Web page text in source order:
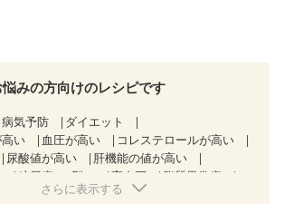
みの方向けのレシピです
気予防
ダイエット
い
血圧が高い
コレステロールが高い
尿酸値が高い
肝機能の値が高い
糖尿病（2型） 高血圧
脂質異常症
狭心症 心筋梗塞
さらに表示する